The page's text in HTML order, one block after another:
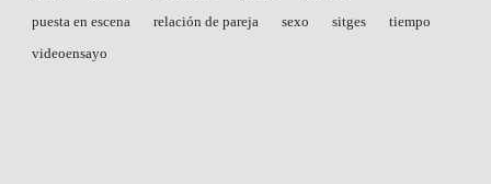
puesta en escena
relación de pareja sexo sitges
tiempo
videoensayo